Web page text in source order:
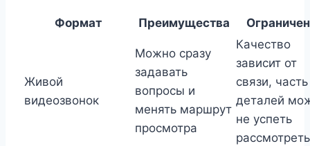
Формат Преимущества
Живой
видеозвонок
Можно сразу
задавать
вопросы и
менять маршрут
просмотра
Качество
зависит от
связи, часть
деталей
не успеть
рассмотреть